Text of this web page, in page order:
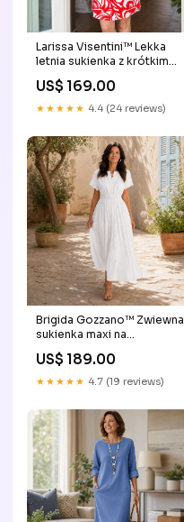
Larissa Visentini™ Lekka
letnia sukienka z krótkim
rękawem w swobodnym
stylu Licht
US$ 169.00
★★★★★ 4.4 (24 reviews)
Brigida Gozzano™ Zwiewna
sukienka maxi na
beztroskie letnie dni eye
brow trimmer
US$ 189.00
★★★★★ 4.7 (19 reviews)